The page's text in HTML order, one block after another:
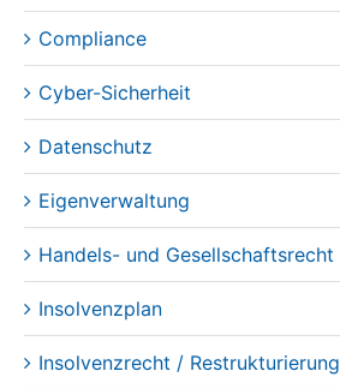
Compliance
Cyber-Sicherheit
Datenschutz
Eigenverwaltung
Handels- und Gesellschaftsrecht
Insolvenzplan
Insolvenzrecht / Restrukturierung